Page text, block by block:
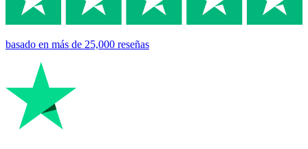
basado en más de 25,000 reseñas